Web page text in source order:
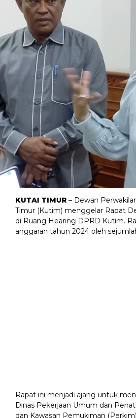
KUTAI TIMUR – Dewan
Timur (Kutim) menggelar Rapat
di Ruang Hearing DPRD Kutim.
anggaran tahun 2024 oleh
Rapat ini menjadi ajang untuk
Dinas Pekerjaan Umum dan
dan Kawasan Pemukiman